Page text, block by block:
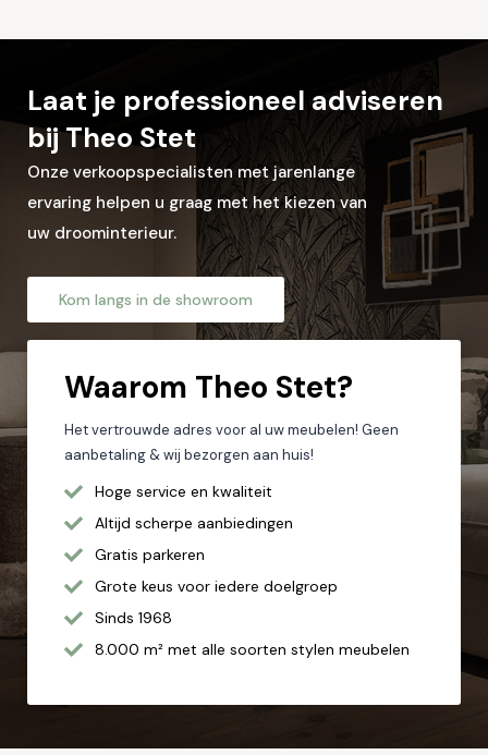
Straat en huisnummer*
Postcode*
Let op: zorg dat alle velden met een * zijn ingevuld.
Laat je professioneel adviseren
bij Theo Stet
Onze verkoopspecialisten met jarenlange
ervaring helpen u graag met het kiezen van
uw droominterieur.
Kom langs in de showroom
Waarom Theo Stet?
Het vertrouwde adres voor al uw meubelen! Geen
aanbetaling & wij bezorgen aan huis!
Hoge service en kwaliteit
Altijd scherpe aanbiedingen
Gratis parkeren
Grote keus voor iedere doelgroep
Sinds 1968
8.000 m² met alle soorten stylen meubelen